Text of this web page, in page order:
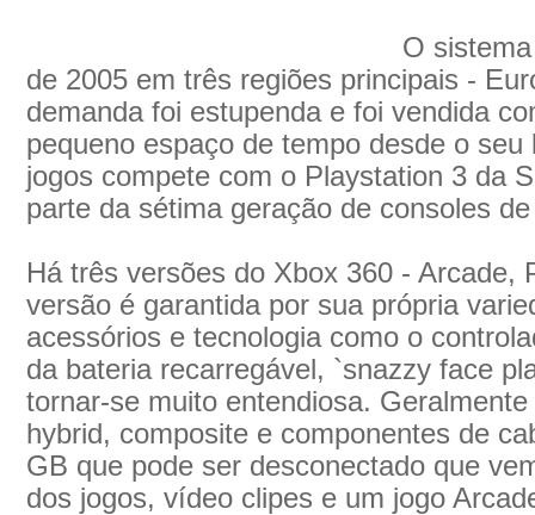
O
de 2005 em três regiões principais -
demanda foi estupenda e foi vendida
pequeno espaço de tempo desde o
jogos compete com o Playstation 3 da
parte da sétima geração de consoles
Há três versões do Xbox 360 - Arcade,
versão é garantida por sua própria
acessórios e tecnologia como o
da bateria recarregável, `snazzy face
tornar-se muito entendiosa.
hybrid, composite e componentes de
GB que pode ser desconectado que
dos jogos, vídeo clipes e um jogo